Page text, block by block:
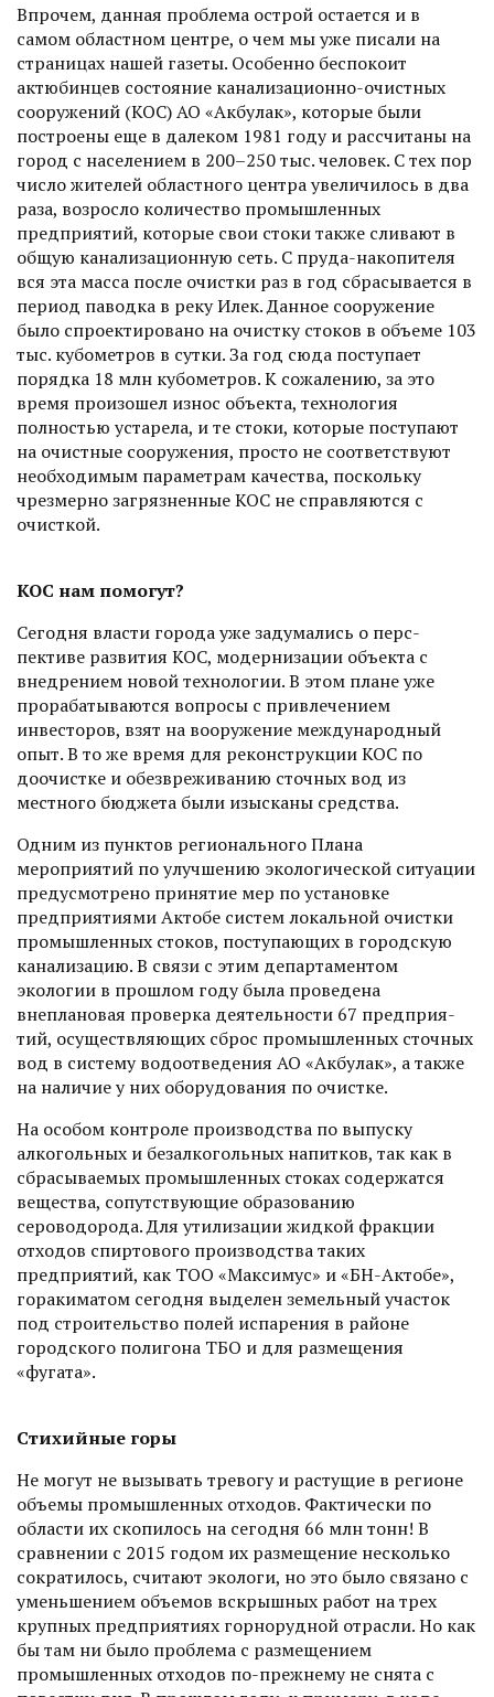
Впрочем, данная проб­лема острой остается и в
самом областном центре, о чем мы уже писали на
страницах нашей газеты. Особенно беспокоит
актюбинцев состояние канализационно-очистных
сооружений (КОС) АО «Акбулак», которые были
построены еще в далеком 1981 году и рассчитаны на
город с населением в 200–250 тыс. человек. С тех пор
число жителей областного цент­ра увеличилось в два
раза, возросло количество промышленных
предприя­тий, которые свои стоки также сливают в
общую канализационную сеть. С пруда-накопителя
вся эта масса после очистки раз в год сбрасывается в
период паводка в реку Илек. Данное сооружение
было спроектировано на очистку стоков в объеме 103
тыс. кубомет­ров в сутки. За год сюда поступает
порядка 18 млн кубометров. К сожалению, за это
время произошел износ объекта, технология
полностью устарела, и те стоки, которые поступают
на очистные сооружения, просто не соответствуют
необходимым парамет­рам качества, поскольку
чрезмерно загрязненные КОС не справляются с
очисткой.
КОС нам помогут?
Сегодня власти города уже задумались о перс­
пективе развития КОС, модернизации объекта с
внедрением новой технологии. В этом плане уже
прорабатываются вопросы с привлечением
инвесторов, взят на вооружение международный
опыт. В то же время для реконструкции КОС по
доочистке и обезвреживанию сточных вод из
местного бюджета были изысканы средства.
Одним из пунктов регионального Плана
мероприятий по улучшению экологической ситуации
предусмотрено принятие мер по установке
предприятиями Актобе систем локальной очистки
промышленных стоков, поступающих в городскую
канализацию. В связи с этим департаментом
экологии в прошлом году была проведена
внеплановая проверка деятельности 67 предприя­
тий, осуществляющих сброс промышленных сточных
вод в сис­тему водоотведения АО «Акбулак», а также
на наличие у них оборудования по очистке.
На особом контроле производства по выпуску
алкогольных и безалкогольных напитков, так как в
сбрасываемых промышленных стоках содержатся
вещества, сопутствующие образованию
сероводорода. Для утилизации жидкой фракции
отходов спиртового производства таких
предприятий, как ТОО «Максимус» и «БН-Актобе»,
гор­акиматом сегодня выделен земельный учас­ток
под строительство полей испарения в районе
городского полигона ТБО и для размещения
«фугата».
Стихийные горы
Не могут не вызывать тревогу и растущие в регионе
объемы промышленных отходов. Фактически по
области их скопилось на сегодня 66 млн тонн! В
сравнении с 2015 годом их размещение несколько
сократилось, считают экологи, но это было связано с
уменьшением объе­мов вскрышных работ на трех
крупных предприятиях горнорудной отрас­ли. Но как
бы там ни было проб­лема с размещением
промышленных отходов по-прежнему не снята с